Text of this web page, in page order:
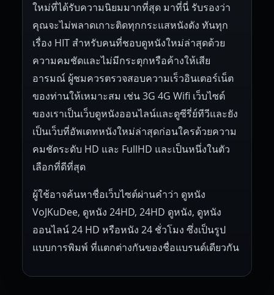
ใหม่ที่ได้รับความนิยมมากที่สุด มาที่นี่ รับรองว่า
คุณจะไม่พลาดเกาะติดทุกกระแสหนังดัง ทันทุก
เรื่อง HIT สำหรับคนที่ชอบดูหนังใหม่ล่าสุดด้วย
ความคมชัดและไม่มีกระตุกหรือค้างให้เสีย
อารมณ์ ผู้ชมควรตรวจสอบความเร็วอินเตอร์เน็ต
ของท่านให้เหมาะสม เช่น 3G 4G Wifi เว็บไซต์
ของเราเป็นเว็บดูหนังออนไลน์และดูซีรี่ย์ทีวีและยัง
เป็นเว็บที่อัพเดทหนังใหม่ล่าสุดก่อนใครด้วยความ
คมชัดระดับ HD และ FullHD และเป็นหนึ่งในตัว
เลือกที่ดีที่สุด
ผู้ใช้อาจค้นหาชื่อเว็บไซต์ผ่านคำว่า ดูหนัง
VoJKuDee, ดูหนัง 24HD, 24HD ดูหนัง, ดูหนัง
ออนไลน์ 24 HD หรือหนัง 24 ชั่วโมง ซึ่งเป็นรูป
แบบการพิมพ์ ที่แตกต่างกันของชื่อแบรนด์เดียวกัน